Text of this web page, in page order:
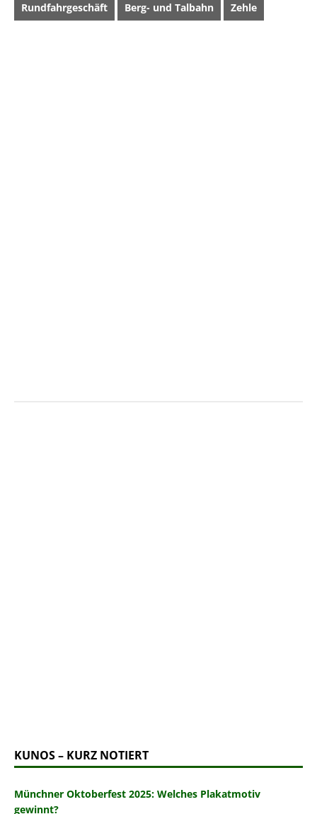
Rundfahrgeschäft Berg- und Talbahn Zehle
KUNOS – KURZ NOTIERT
Münchner Oktoberfest 2025: Welches Plakatmotiv
gewinnt?